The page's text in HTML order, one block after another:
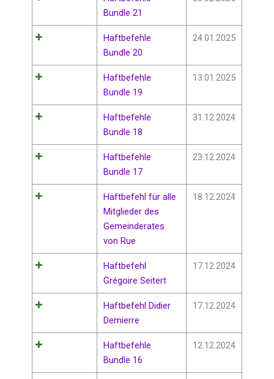
Bundle 21
Haftbefehle
Bundle 20
24.01.2025
Haftbefehle
Bundle 19
13.01.2025
Haftbefehle
Bundle 18
31.12.2024
Haftbefehle
Bundle 17
23.12.2024
Haftbefehl für alle
Mitglieder des
Gemeinderates
von Rue
18.12.2024
Haftbefehl
Grégoire Seitert
17.12.2024
Haftbefehl Didier
Demierre
17.12.2024
Haftbefehle
Bundle 16
12.12.2024